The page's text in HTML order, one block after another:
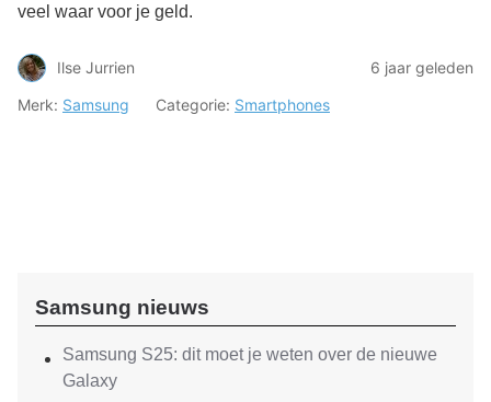
veel waar voor je geld.
Ilse Jurrien
6 jaar geleden
Merk: Samsung Categorie: Smartphones
Samsung nieuws
Samsung S25: dit moet je weten over de nieuwe
Galaxy